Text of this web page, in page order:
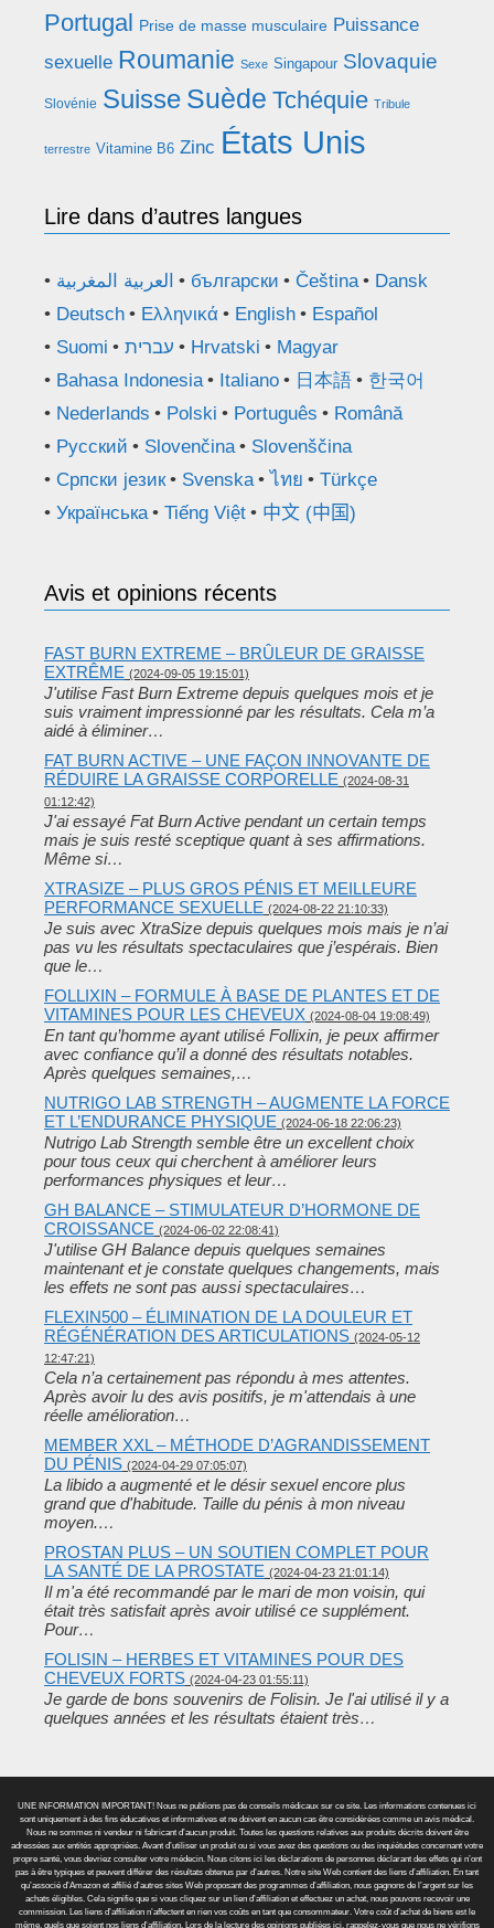
Portugal Prise de masse musculaire Puissance
sexuelle Roumanie Sexe Singapour Slovaquie
Slovénie Suisse Suède Tchéquie Tribule
terrestre Vitamine B6 Zinc États Unis
Lire dans d’autres langues
العربية المغربية български Čeština
Dansk
Deutsch
Ελληνικά English
Español
Suomi
עברית Hrvatski
Magyar
Bahasa Indonesia
Italiano 日本語
한국어
Nederlands
Polski Português
Română
Русский
Slovenčina
Slovenščina
Српски језик
Svenska ไทย
Türkçe
Українська
Tiếng Việt 中文 (中国)
Avis et opinions récents
FAST BURN EXTREME – BRÛLEUR DE GRAISSE
EXTRÊME (2024-09-05 19:15:01)
J'utilise Fast Burn Extreme depuis quelques mois et je
suis vraiment impressionné par les résultats. Cela m’a
aidé à éliminer…
FAT BURN ACTIVE – UNE FAÇON INNOVANTE DE
RÉDUIRE LA GRAISSE CORPORELLE (2024-08-31
01:12:42)
J'ai essayé Fat Burn Active pendant un certain temps
mais je suis resté sceptique quant à ses affirmations.
Même si…
XTRASIZE – PLUS GROS PÉNIS ET MEILLEURE
PERFORMANCE SEXUELLE (2024-08-22 21:10:33)
Je suis avec XtraSize depuis quelques mois mais je n’ai
pas vu les résultats spectaculaires que j’espérais. Bien
que le…
FOLLIXIN – FORMULE À BASE DE PLANTES ET DE
VITAMINES POUR LES CHEVEUX (2024-08-04 19:08:49)
En tant qu’homme ayant utilisé Follixin, je peux affirmer
avec confiance qu’il a donné des résultats notables.
Après quelques semaines,…
NUTRIGO LAB STRENGTH – AUGMENTE LA FORCE
ET L’ENDURANCE PHYSIQUE (2024-06-18 22:06:23)
Nutrigo Lab Strength semble être un excellent choix
pour tous ceux qui cherchent à améliorer leurs
performances physiques et leur…
GH BALANCE – STIMULATEUR D’HORMONE DE
CROISSANCE (2024-06-02 22:08:41)
J'utilise GH Balance depuis quelques semaines
maintenant et je constate quelques changements, mais
les effets ne sont pas aussi spectaculaires…
FLEXIN500 – ÉLIMINATION DE LA DOULEUR ET
RÉGÉNÉRATION DES ARTICULATIONS (2024-05-12
12:47:21)
Cela n’a certainement pas répondu à mes attentes.
Après avoir lu des avis positifs, je m'attendais à une
réelle amélioration…
MEMBER XXL – MÉTHODE D’AGRANDISSEMENT
DU PÉNIS (2024-04-29 07:05:07)
La libido a augmenté et le désir sexuel encore plus
grand que d'habitude. Taille du pénis à mon niveau
moyen.…
PROSTAN PLUS – UN SOUTIEN COMPLET POUR
LA SANTÉ DE LA PROSTATE (2024-04-23 21:01:14)
Il m'a été recommandé par le mari de mon voisin, qui
était très satisfait après avoir utilisé ce supplément.
Pour…
FOLISIN – HERBES ET VITAMINES POUR DES
CHEVEUX FORTS (2024-04-23 01:55:11)
Je garde de bons souvenirs de Folisin. Je l'ai utilisé il y a
quelques années et les résultats étaient très…
UNE INFORMATION IMPORTANT! Nous ne publions pas de conseils médicaux sur ce site. Les informations contenues ici
sont uniquement à des fins éducatives et informatives et ne doivent en aucun cas être considérées comme un avis médical.
Nous ne sommes ni vendeur ni fabricant d’aucun produit. Toutes les questions relatives aux produits décrits doivent être
adressées aux entités appropriées. Avant d’utiliser un produit ou si vous avez des questions ou des inquiétudes concernant votre
propre santé, vous devriez consulter votre médecin. Nous citons ici les déclarations de personnes déclarant des effets qui n’ont
pas à être typiques et peuvent différer des résultats obtenus par d’autres. Notre site Web contient des liens d’affiliation. En tant
qu’associé d’Amazon et affilié d’autres sites Web proposant des programmes d’affiliation, nous gagnons de l’argent sur les
achats éligibles. Cela signifie que si vous cliquez sur un lien d’affiliation et effectuez un achat, nous pouvons recevoir une
commission. Les liens d’affiliation n’affectent en rien vos coûts en tant que consommateur. Votre coût d’achat de biens est le
même, quels que soient nos liens d’affiliation. Lors de la lecture des opinions publiées ici, rappelez-vous que nous ne vérifions